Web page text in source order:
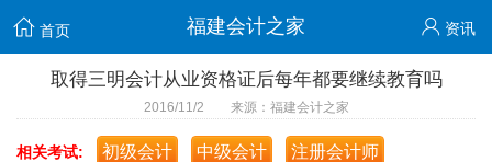
首页 福建会计之家 资讯
取得三明会计从业资格证后每年都要继续教育吗
2016/11/2 来源：福建会计之家
相关考试: 初级会计 中级会计 注册会计师